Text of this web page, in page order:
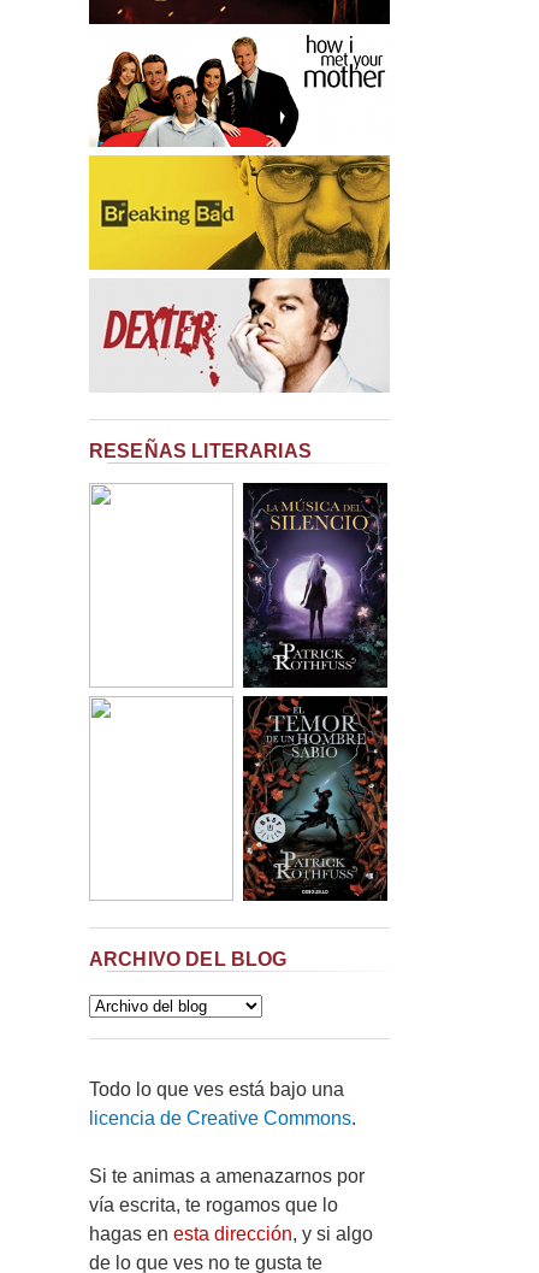
RESEÑAS LITERARIAS
ARCHIVO DEL BLOG
Todo lo que ves está bajo una
licencia de Creative Commons.
Si te animas a amenazarnos por
vía escrita, te rogamos que lo
hagas en esta dirección, y si algo
de lo que ves no te gusta te